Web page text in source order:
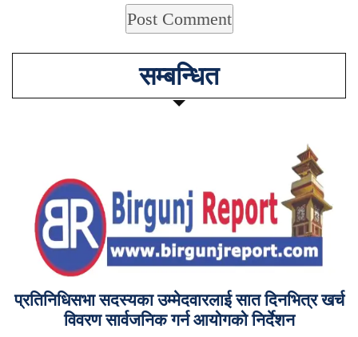
सम्बन्धित
प्रतिनिधिसभा सदस्यका उम्मेदवारलाई सात दिनभित्र खर्च
विवरण सार्वजनिक गर्न आयोगको निर्देशन